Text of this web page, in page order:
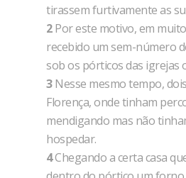
tirassem furtivamente as
2Por este motivo, em
recebido um sem-número
sob os pórticos das igrejas
3Nesse mesmo tempo,
Florença, onde tinham
mendigando mas não
hospedar.
4Chegando a certa casa